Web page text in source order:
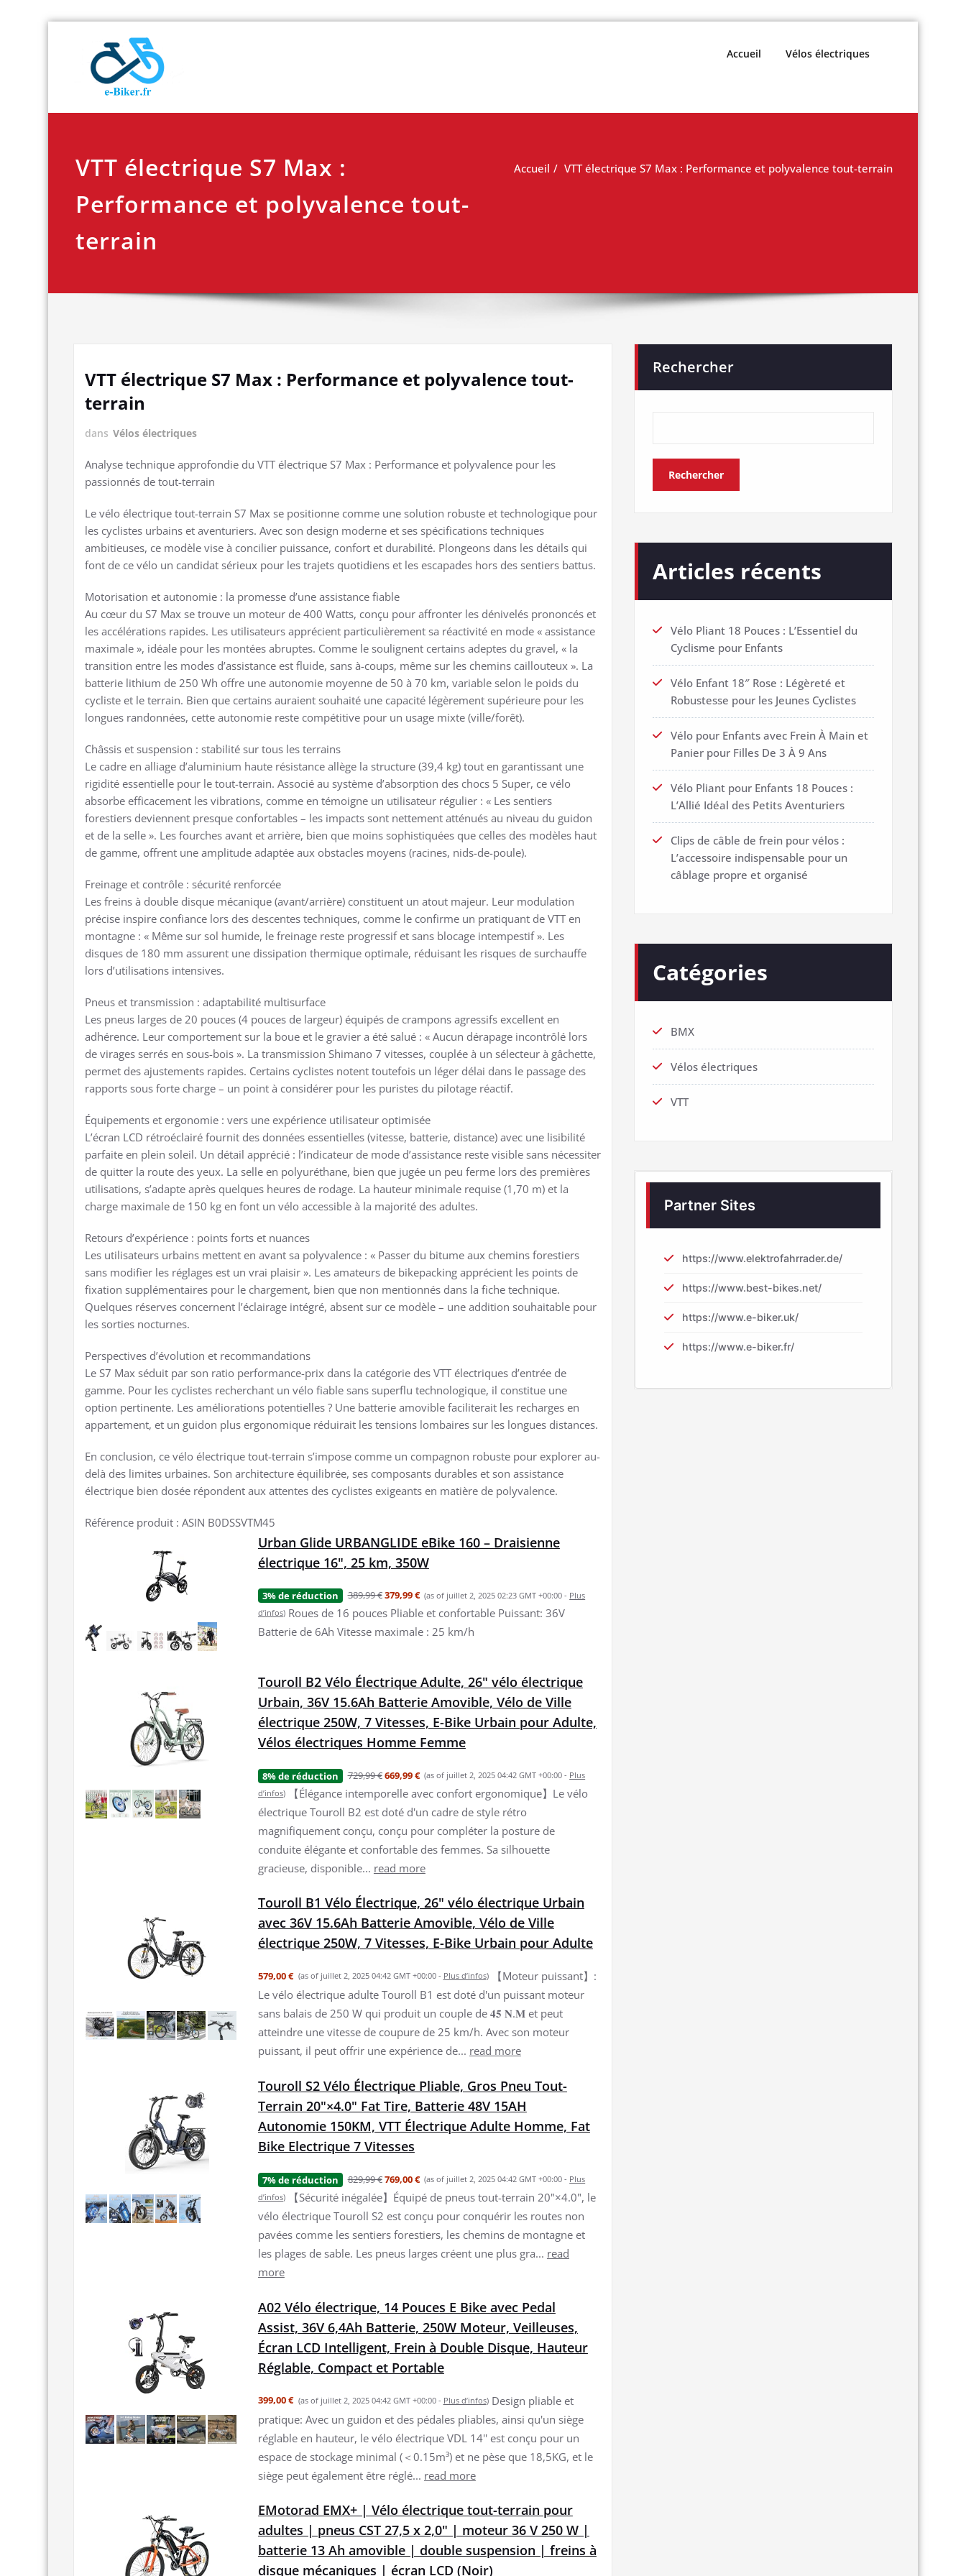
Accueil Vélos électriques
VTT électrique S7 Max :
Performance et polyvalence tout-
terrain
Accueil VTT électrique S7 Max : Performance et polyvalence tout-terrain
VTT électrique S7 Max : Performance et polyvalence tout-
terrain
dans Vélos électriques
Analyse technique approfondie du VTT électrique S7 Max : Performance et polyvalence pour les
passionnés de tout-terrain
Le vélo électrique tout-terrain S7 Max se positionne comme une solution robuste et technologique pour
les cyclistes urbains et aventuriers. Avec son design moderne et ses spécifications techniques
ambitieuses, ce modèle vise à concilier puissance, confort et durabilité. Plongeons dans les détails qui
font de ce vélo un candidat sérieux pour les trajets quotidiens et les escapades hors des sentiers battus.
Motorisation et autonomie : la promesse d’une assistance fiable
Au cœur du S7 Max se trouve un moteur de 400 Watts, conçu pour affronter les dénivelés prononcés et
les accélérations rapides. Les utilisateurs apprécient particulièrement sa réactivité en mode « assistance
maximale », idéale pour les montées abruptes. Comme le soulignent certains adeptes du gravel, « la
transition entre les modes d’assistance est fluide, sans à-coups, même sur les chemins caillouteux ». La
batterie lithium de 250 Wh offre une autonomie moyenne de 50 à 70 km, variable selon le poids du
cycliste et le terrain. Bien que certains auraient souhaité une capacité légèrement supérieure pour les
longues randonnées, cette autonomie reste compétitive pour un usage mixte (ville/forêt).
Châssis et suspension : stabilité sur tous les terrains
Le cadre en alliage d’aluminium haute résistance allège la structure (39,4 kg) tout en garantissant une
rigidité essentielle pour le tout-terrain. Associé au système d’absorption des chocs 5 Super, ce vélo
absorbe efficacement les vibrations, comme en témoigne un utilisateur régulier : « Les sentiers
forestiers deviennent presque confortables – les impacts sont nettement atténués au niveau du guidon
et de la selle ». Les fourches avant et arrière, bien que moins sophistiquées que celles des modèles haut
de gamme, offrent une amplitude adaptée aux obstacles moyens (racines, nids-de-poule).
Freinage et contrôle : sécurité renforcée
Les freins à double disque mécanique (avant/arrière) constituent un atout majeur. Leur modulation
précise inspire confiance lors des descentes techniques, comme le confirme un pratiquant de VTT en
montagne : « Même sur sol humide, le freinage reste progressif et sans blocage intempestif ». Les
disques de 180 mm assurent une dissipation thermique optimale, réduisant les risques de surchauffe
lors d’utilisations intensives.
Pneus et transmission : adaptabilité multisurface
Les pneus larges de 20 pouces (4 pouces de largeur) équipés de crampons agressifs excellent en
adhérence. Leur comportement sur la boue et le gravier a été salué : « Aucun dérapage incontrôlé lors
de virages serrés en sous-bois ». La transmission Shimano 7 vitesses, couplée à un sélecteur à gâchette,
permet des ajustements rapides. Certains cyclistes notent toutefois un léger délai dans le passage des
rapports sous forte charge – un point à considérer pour les puristes du pilotage réactif.
Équipements et ergonomie : vers une expérience utilisateur optimisée
L’écran LCD rétroéclairé fournit des données essentielles (vitesse, batterie, distance) avec une lisibilité
parfaite en plein soleil. Un détail apprécié : l’indicateur de mode d’assistance reste visible sans nécessiter
de quitter la route des yeux. La selle en polyuréthane, bien que jugée un peu ferme lors des premières
utilisations, s’adapte après quelques heures de rodage. La hauteur minimale requise (1,70 m) et la
charge maximale de 150 kg en font un vélo accessible à la majorité des adultes.
Retours d’expérience : points forts et nuances
Les utilisateurs urbains mettent en avant sa polyvalence : « Passer du bitume aux chemins forestiers
sans modifier les réglages est un vrai plaisir ». Les amateurs de bikepacking apprécient les points de
fixation supplémentaires pour le chargement, bien que non mentionnés dans la fiche technique.
Quelques réserves concernent l’éclairage intégré, absent sur ce modèle – une addition souhaitable pour
les sorties nocturnes.
Perspectives d’évolution et recommandations
Le S7 Max séduit par son ratio performance-prix dans la catégorie des VTT électriques d’entrée de
gamme. Pour les cyclistes recherchant un vélo fiable sans superflu technologique, il constitue une
option pertinente. Les améliorations potentielles ? Une batterie amovible faciliterait les recharges en
appartement, et un guidon plus ergonomique réduirait les tensions lombaires sur les longues distances.
En conclusion, ce vélo électrique tout-terrain s’impose comme un compagnon robuste pour explorer au-
delà des limites urbaines. Son architecture équilibrée, ses composants durables et son assistance
électrique bien dosée répondent aux attentes des cyclistes exigeants en matière de polyvalence.
Référence produit : ASIN B0DSSVTM45
Urban Glide URBANGLIDE eBike 160 – Draisienne
électrique 16", 25 km, 350W
3% de réduction 389,99 €379,99 € (as of juillet 2, 2025 02:23 GMT +00:00 - Plus
d’infos) Roues de 16 pouces Pliable et confortable Puissant: 36V
Batterie de 6Ah Vitesse maximale : 25 km/h
Touroll B2 Vélo Électrique Adulte, 26" vélo électrique
Urbain, 36V 15.6Ah Batterie Amovible, Vélo de Ville
électrique 250W, 7 Vitesses, E-Bike Urbain pour Adulte,
Vélos électriques Homme Femme
8% de réduction 729,99 €669,99 € (as of juillet 2, 2025 04:42 GMT +00:00 - Plus
d’infos)
【Élégance intemporelle avec confort ergonomique】Le vélo
électrique Touroll B2 est doté d'un cadre de style rétro
magnifiquement conçu, conçu pour compléter la posture de
conduite élégante et confortable des femmes. Sa silhouette
gracieuse, disponible... read more
Touroll B1 Vélo Électrique, 26" vélo électrique Urbain
avec 36V 15.6Ah Batterie Amovible, Vélo de Ville
électrique 250W, 7 Vitesses, E-Bike Urbain pour Adulte
579,00 € (as of juillet 2, 2025 04:42 GMT +00:00 - Plus d’infos)
【Moteur puissant】:
Le vélo électrique adulte Touroll B1 est doté d'un puissant moteur
sans balais de 250 W qui produit un couple de 𝟒𝟓 𝐍.𝐌 et peut
atteindre une vitesse de coupure de 25 km/h. Avec son moteur
puissant, il peut offrir une expérience de... read more
Touroll S2 Vélo Électrique Pliable, Gros Pneu Tout-
Terrain 20"×4.0" Fat Tire, Batterie 48V 15AH
Autonomie 150KM, VTT Électrique Adulte Homme, Fat
Bike Electrique 7 Vitesses
7% de réduction 829,99 €769,00 € (as of juillet 2, 2025 04:42 GMT +00:00 - Plus
d’infos)
【Sécurité inégalée】Équipé de pneus tout-terrain 20"×4.0", le
vélo électrique Touroll S2 est conçu pour conquérir les routes non
pavées comme les sentiers forestiers, les chemins de montagne et
les plages de sable. Les pneus larges créent une plus gra... read
more
A02 Vélo électrique, 14 Pouces E Bike avec Pedal
Assist, 36V 6,4Ah Batterie, 250W Moteur, Veilleuses,
Écran LCD Intelligent, Frein à Double Disque, Hauteur
Réglable, Compact et Portable
399,00 € (as of juillet 2, 2025 04:42 GMT +00:00 - Plus d’infos) Design pliable et
pratique: Avec un guidon et des pédales pliables, ainsi qu'un siège
réglable en hauteur, le vélo électrique VDL 14'' est conçu pour un
espace de stockage minimal (＜0.15m³) et ne pèse que 18,5KG, et le
siège peut également être réglé... read more
EMotorad EMX+ | Vélo électrique tout-terrain pour
adultes | pneus CST 27,5 x 2,0" | moteur 36 V 250 W |
batterie 13 Ah amovible | double suspension | freins à
disque mécaniques | écran LCD (Noir)
Rechercher
Rechercher
Articles récents
Vélo Pliant 18 Pouces : L’Essentiel du
Cyclisme pour Enfants
Vélo Enfant 18″ Rose : Légèreté et
Robustesse pour les Jeunes Cyclistes
Vélo pour Enfants avec Frein À Main et
Panier pour Filles De 3 À 9 Ans
Vélo Pliant pour Enfants 18 Pouces :
L’Allié Idéal des Petits Aventuriers
Clips de câble de frein pour vélos :
L’accessoire indispensable pour un
câblage propre et organisé
Catégories
BMX
Vélos électriques
VTT
Partner Sites
https://www.elektrofahrrader.de/
https://www.best-bikes.net/
https://www.e-biker.uk/
https://www.e-biker.fr/